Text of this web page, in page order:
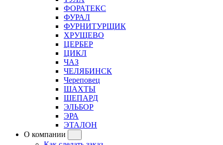
ФОРАТЕКС
ФУРАЛ
ФУРНИТУРЩИК
ХРУЩЕВО
ЦЕРБЕР
ЦИКЛ
ЧАЗ
ЧЕЛЯБИНСК
Череповец
ШАХТЫ
ШЕПАРД
ЭЛЬБОР
ЭРА
ЭТАЛОН
О компании